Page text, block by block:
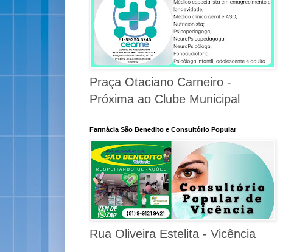
Praça Otaciano Carneiro -
Próxima ao Clube Municipal
Farmácia São Benedito e Consultório Popular
Rua Oliveira Estelita - Vicência